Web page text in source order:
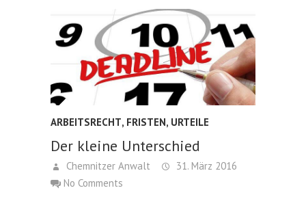
ARBEITSRECHT, FRISTEN, URTEILE
Der kleine Unterschied
Chemnitzer Anwalt
31. März 2016
No Comments